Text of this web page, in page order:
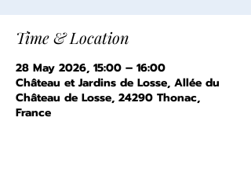
Time & Location
28 May 2026, 15:00 – 16:00
Château et Jardins de Losse, Allée du
Château de Losse, 24290 Thonac,
France